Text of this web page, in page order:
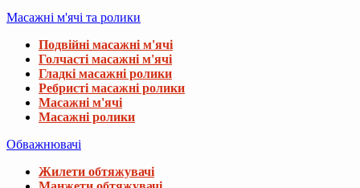
Масажні м'ячі та ролики
Подвійні масажні м'ячі
Голчасті масажні м'ячі
Гладкі масажні ролики
Ребристі масажні ролики
Масажні м'ячі
Масажні ролики
Обважнювачі
Жилети обтяжувачі